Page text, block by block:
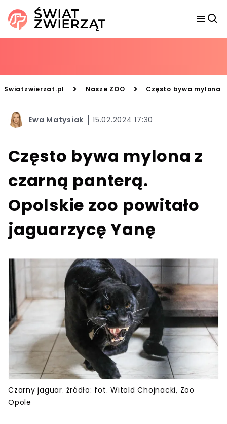
Swiatzwierzat.pl > Nasze ZOO > Często bywa mylona
Ewa Matysiak 15.02.2024 17:30
Często bywa mylona z
czarną panterą.
Opolskie zoo powitało
jaguarzycę Yanę
Czarny jaguar. źródło: fot. Witold Chojnacki, Zoo
Opole